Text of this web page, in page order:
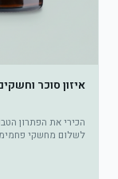
איזון סוכר
הכירי את הפתרון
לשלום מחשקי